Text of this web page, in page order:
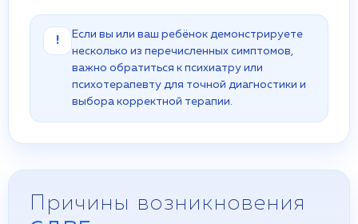
!
Если вы или ваш ребёнок демонстрируете
несколько из перечисленных симптомов,
важно обратиться к психиатру или
психотерапевту для точной диагностики и
выбора корректной терапии.
Причины возникновения